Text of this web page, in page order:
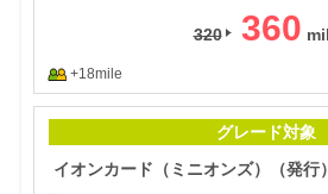
320 360
+18mile
グレード対象
イオンカード（ミニオンズ）（発行）